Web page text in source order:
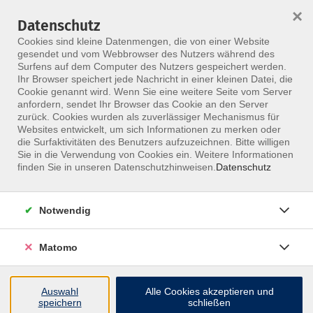
Skip to main content
Zielgruppe
355 Kurse
Kurse nach Themen
Physiotherapeuten
325
Datenschutz
Cookies sind kleine Datenmengen, die von einer Website
gesendet und vom Webbrowser des Nutzers während des
Surfens auf dem Computer des Nutzers gespeichert werden.
Ihr Browser speichert jede Nachricht in einer kleinen Datei, die
Cookie genannt wird. Wenn Sie eine weitere Seite vom Server
anfordern, sendet Ihr Browser das Cookie an den Server
zurück. Cookies wurden als zuverlässiger Mechanismus für
Websites entwickelt, um sich Informationen zu merken oder
die Surfaktivitäten des Benutzers aufzuzeichnen. Bitte willigen
Sie in die Verwendung von Cookies ein. Weitere Informationen
finden Sie in unseren Datenschutzhinweisen. Datenschutz
×
Notwendig
Matomo
Auswahl
speichern
Alle Cookies akzeptieren und
schließen